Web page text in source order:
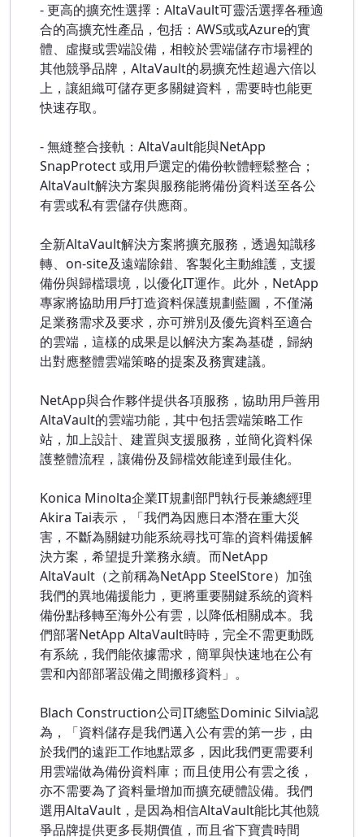
- 更高的擴充性選擇：AltaVault可靈活選擇各種適
合的高擴充性產品，包括：AWS或或Azure的實
體、虛擬或雲端設備，相較於雲端儲存市場裡的
其他競爭品牌，AltaVault的易擴充性超過六倍以
上，讓組織可儲存更多關鍵資料，需要時也能更
快速存取。
- 無縫整合接軌：AltaVault能與NetApp
SnapProtect 或用戶選定的備份軟體輕鬆整合；
AltaVault解決方案與服務能將備份資料送至各公
有雲或私有雲儲存供應商。
全新AltaVault解決方案將擴充服務，透過知識移
轉、on-site及遠端除錯、客製化主動維護，支援
備份與歸檔環境，以優化IT運作。此外，NetApp
專家將協助用戶打造資料保護規劃藍圖，不僅滿
足業務需求及要求，亦可辨別及優先資料至適合
的雲端，這樣的成果是以解決方案為基礎，歸納
出對應整體雲端策略的提案及務實建議。
NetApp與合作夥伴提供各項服務，協助用戶善用
AltaVault的雲端功能，其中包括雲端策略工作
站，加上設計、建置與支援服務，並簡化資料保
護整體流程，讓備份及歸檔效能達到最佳化。
Konica Minolta企業IT規劃部門執行長兼總經理
Akira Tai表示，「我們為因應日本潛在重大災
害，不斷為關鍵功能系統尋找可靠的資料備援解
決方案，希望提升業務永續。而NetApp
AltaVault（之前稱為NetApp SteelStore）加強
我們的異地備援能力，更將重要關鍵系統的資料
備份點移轉至海外公有雲，以降低相關成本。我
們部署NetApp AltaVault時時，完全不需更動既
有系統，我們能依據需求，簡單與快速地在公有
雲和內部部署設備之間搬移資料」。
Blach Construction公司IT總監Dominic Silvia認
為，「資料儲存是我們邁入公有雲的第一步，由
於我們的遠距工作地點眾多，因此我們更需要利
用雲端做為備份資料庫；而且使用公有雲之後，
亦不需要為了資料量增加而擴充硬體設備。我們
選用AltaVault，是因為相信AltaVault能比其他競
爭品牌提供更多長期價值，而且省下寶貴時間